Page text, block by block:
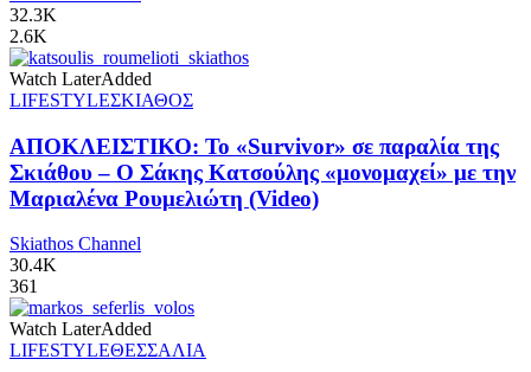
32.3K
2.6K
Watch LaterAdded
LIFESTYLEΣΚΙΑΘΟΣ
ΑΠΟΚΛΕΙΣΤΙΚΟ: Το «Survivor» σε παραλία της
Σκιάθου – Ο Σάκης Κατσούλης «μονομαχεί» με την
Μαριαλένα Ρουμελιώτη (Video)
Skiathos Channel
30.4K
361
Watch LaterAdded
LIFESTYLEΘΕΣΣΑΛΙΑ